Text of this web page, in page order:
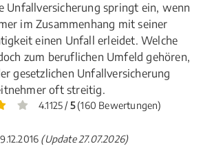
Unfallversicherung springt ein, wenn
im Zusammenhang mit seiner
einen Unfall erleidet. Welche
zum beruflichen Umfeld gehören,
gesetzlichen Unfallversicherung
oft streitig.
4.1125 / 5(160 Bewertungen)
(Update 27.07.2026)